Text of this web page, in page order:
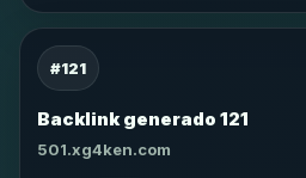
#121
Backlink generado 121
501.xg4ken.com